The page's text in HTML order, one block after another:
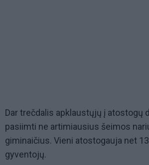
Dar trečdalis apklaustųjų į atostogų
pasiimti ne artimiausius šeimos
giminaičius. Vieni atostogauja net
gyventojų.